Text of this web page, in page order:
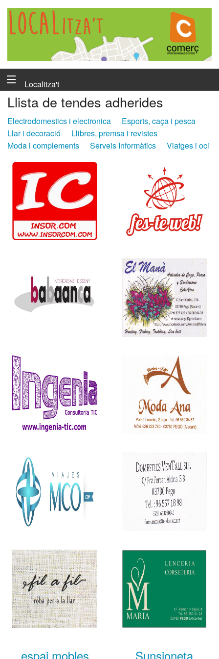
Localitza't
Llista de tendes adherides
Electrodomestics i electronica
Esports, caça i pesca
Llar i decoració
Llibres, premsa i revistes
Moda i complements
Serveis Informàtics Viatges i oci
espai mobles Sunsioneta